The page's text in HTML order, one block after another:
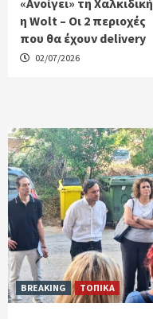
«Ανοίγει» τη Χαλκιδική
η Wolt – Οι 2 περιοχές
που θα έχουν delivery
02/07/2026
BREAKING ΤΟΠΙΚΑ